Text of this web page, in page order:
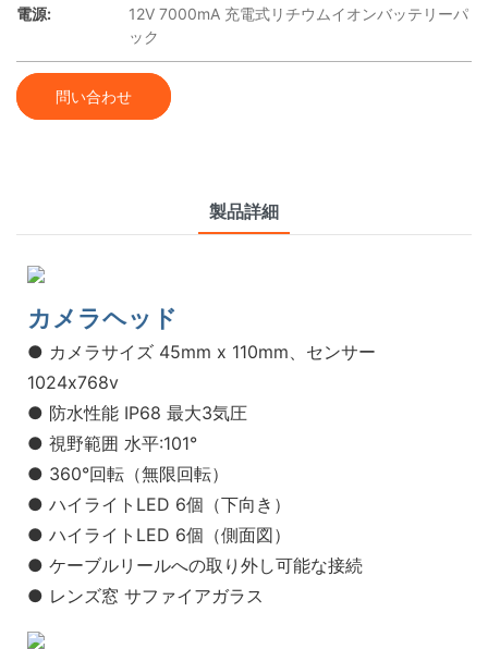
電源:
12V 7000mA 充電式リチウムイオンバッテリーパ
ック
問い合わせ
製品詳細
カメラヘッド
● カメラサイズ 45mm x 110mm、センサー
1024x768v
● 防水性能 IP68 最大3気圧
● 視野範囲 水平:101°
● 360°回転（無限回転）
● ハイライトLED 6個（下向き）
● ハイライトLED 6個（側面図）
● ケーブルリールへの取り外し可能な接続
● レンズ窓 サファイアガラス